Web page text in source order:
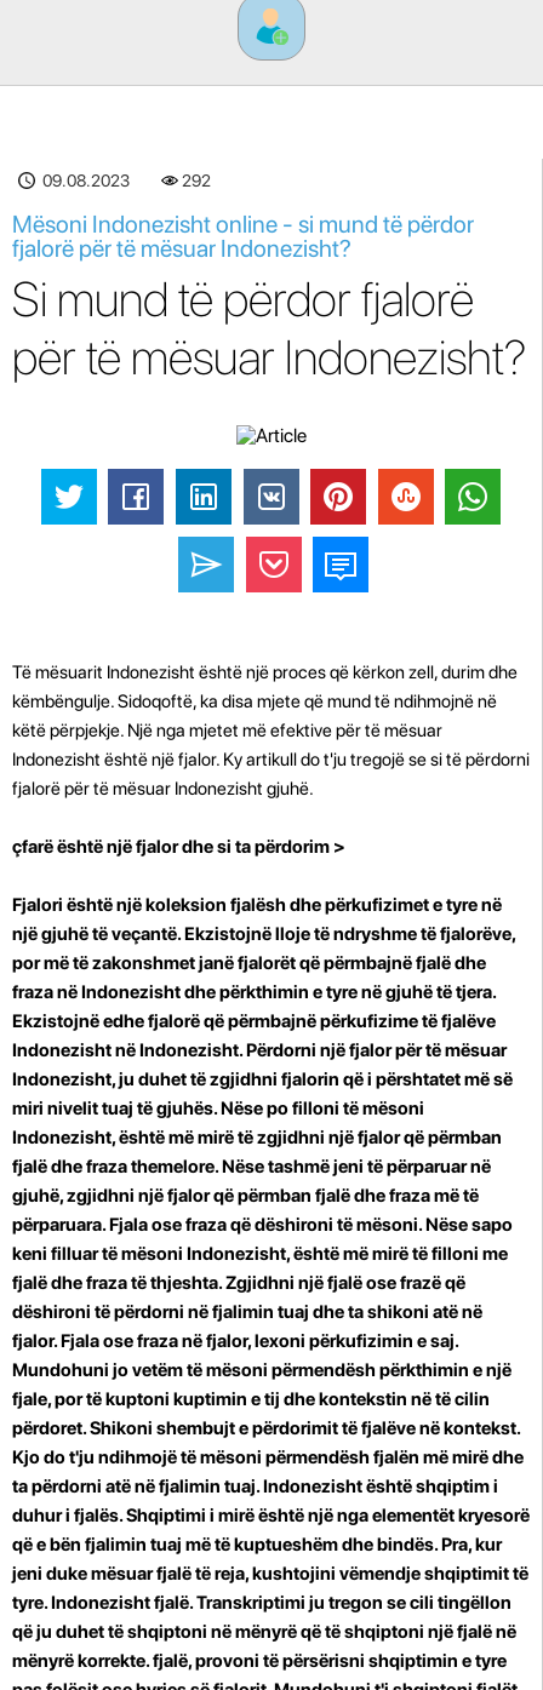
09.08.2023 292
Mësoni Indonezisht online - si mund të përdor
fjalorë për të mësuar Indonezisht?
Si mund të përdor fjalorë
për të mësuar Indonezisht?
Të mësuarit Indonezisht është një proces që kërkon zell, durim dhe
këmbëngulje. Sidoqoftë, ka disa mjete që mund të ndihmojnë në
këtë përpjekje. Një nga mjetet më efektive për të mësuar
Indonezisht është një fjalor. Ky artikull do t'ju tregojë se si të përdorni
fjalorë për të mësuar Indonezisht gjuhë.
çfarë është një fjalor dhe si ta përdorim >
Fjalori është një koleksion fjalësh dhe përkufizimet e tyre në
një gjuhë të veçantë. Ekzistojnë lloje të ndryshme të fjalorëve,
por më të zakonshmet janë fjalorët që përmbajnë fjalë dhe
fraza në Indonezisht dhe përkthimin e tyre në gjuhë të tjera.
Ekzistojnë edhe fjalorë që përmbajnë përkufizime të fjalëve
Indonezisht në Indonezisht. Përdorni një fjalor për të mësuar
Indonezisht, ju duhet të zgjidhni fjalorin që i përshtatet më së
miri nivelit tuaj të gjuhës. Nëse po filloni të mësoni
Indonezisht, është më mirë të zgjidhni një fjalor që përmban
fjalë dhe fraza themelore. Nëse tashmë jeni të përparuar në
gjuhë, zgjidhni një fjalor që përmban fjalë dhe fraza më të
përparuara. Fjala ose fraza që dëshironi të mësoni. Nëse sapo
keni filluar të mësoni Indonezisht, është më mirë të filloni me
fjalë dhe fraza të thjeshta. Zgjidhni një fjalë ose frazë që
dëshironi të përdorni në fjalimin tuaj dhe ta shikoni atë në
fjalor. Fjala ose fraza në fjalor, lexoni përkufizimin e saj.
Mundohuni jo vetëm të mësoni përmendësh përkthimin e një
fjale, por të kuptoni kuptimin e tij dhe kontekstin në të cilin
përdoret. Shikoni shembujt e përdorimit të fjalëve në kontekst.
Kjo do t'ju ndihmojë të mësoni përmendësh fjalën më mirë dhe
ta përdorni atë në fjalimin tuaj. Indonezisht është shqiptim i
duhur i fjalës. Shqiptimi i mirë është një nga elementët kryesorë
që e bën fjalimin tuaj më të kuptueshëm dhe bindës. Pra, kur
jeni duke mësuar fjalë të reja, kushtojini vëmendje shqiptimit të
tyre. Indonezisht fjalë. Transkriptimi ju tregon se cili tingëllon
që ju duhet të shqiptoni në mënyrë që të shqiptoni një fjalë në
mënyrë korrekte. fjalë, provoni të përsërisni shqiptimin e tyre